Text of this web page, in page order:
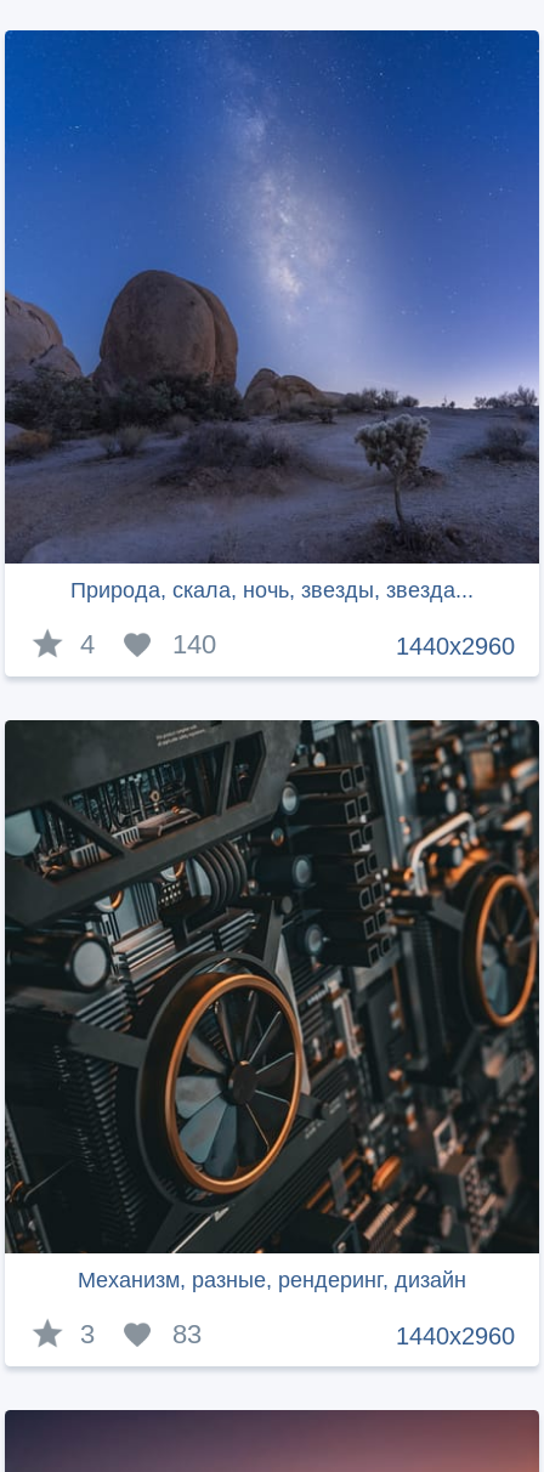
Природа, скала, ночь, звезды, звезда...
1440x2960
4 140
Механизм, разные, рендеринг, дизайн
1440x2960
3 83